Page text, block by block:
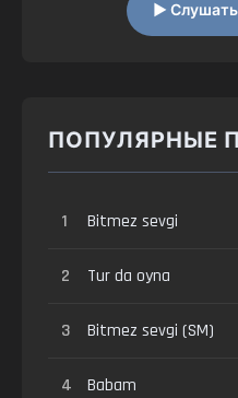
▶ Слушать
ПОПУЛЯРНЫЕ
1 Bitmez sevgi
2 Tur da oyna
3 Bitmez sevgi (SM)
4 Babam